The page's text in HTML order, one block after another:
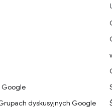
Google
dyskusyjnych Google